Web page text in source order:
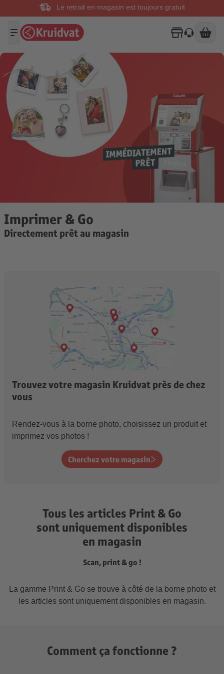
Le retrait en magasin est toujours gratuit
Imprimer & Go
Directement prêt au magasin
Trouvez votre magasin Kruidvat près de chez
vous
Rendez-vous à la borne photo, choisissez un produit et
imprimez vos photos !
Cherchez votre magasin
Tous les articles Print & Go
sont uniquement disponibles
en magasin
Scan, print & go !
La gamme Print & Go se trouve à côté de la borne photo et
les articles sont uniquement disponibles en magasin.
Comment ça fonctionne ?